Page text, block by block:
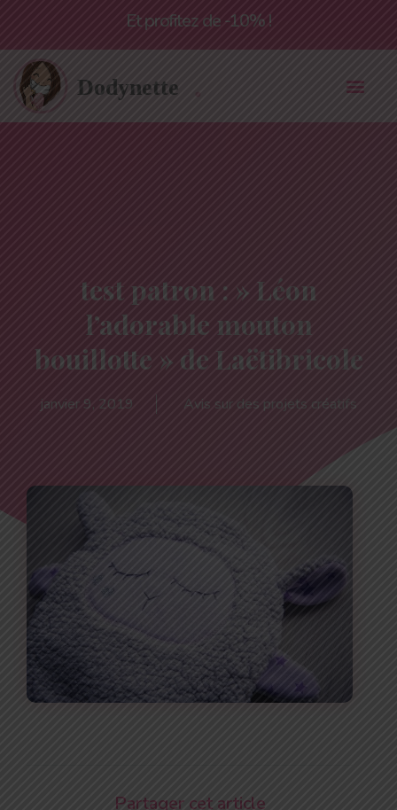
Livraison offerte à partir de 55€*
test patron : » Léon
l’adorable mouton
bouillotte » de Laëtibricole
janvier 9, 2019 Avis sur des projets créatifs
Partager cet article